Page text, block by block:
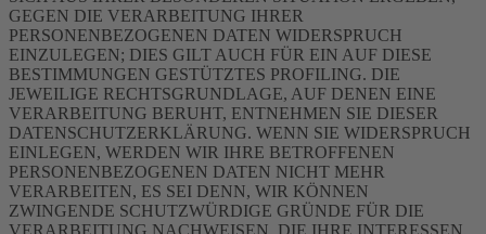
GEGEN DIE VERARBEITUNG IHRER
PERSONENBEZOGENEN DATEN WIDERSPRUCH
EINZULEGEN; DIES GILT AUCH FÜR EIN AUF DIESE
BESTIMMUNGEN GESTÜTZTES PROFILING. DIE
JEWEILIGE RECHTSGRUNDLAGE, AUF DENEN EINE
VERARBEITUNG BERUHT, ENTNEHMEN SIE DIESER
DATENSCHUTZERKLÄRUNG. WENN SIE WIDERSPRUCH
EINLEGEN, WERDEN WIR IHRE BETROFFENEN
PERSONENBEZOGENEN DATEN NICHT MEHR
VERARBEITEN, ES SEI DENN, WIR KÖNNEN
ZWINGENDE SCHUTZWÜRDIGE GRÜNDE FÜR DIE
VERARBEITUNG NACHWEISEN, DIE IHRE INTERESSEN,